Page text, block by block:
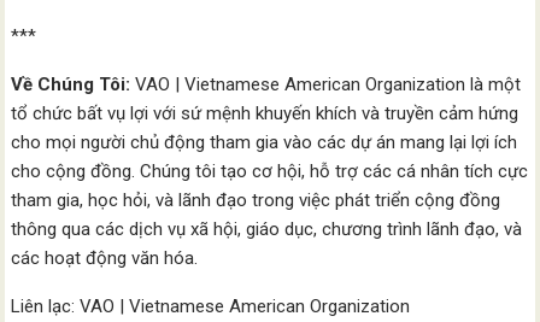
***
Về Chúng Tôi: VAO | Vietnamese American Organization là một
tổ chức bất vụ lợi với sứ mệnh khuyến khích và truyền cảm hứng
cho mọi người chủ động tham gia vào các dự án mang lại lợi ích
cho cộng đồng. Chúng tôi tạo cơ hội, hỗ trợ các cá nhân tích cực
tham gia, học hỏi, và lãnh đạo trong việc phát triển cộng đồng
thông qua các dịch vụ xã hội, giáo dục, chương trình lãnh đạo, và
các hoạt động văn hóa.
Liên lạc: VAO | Vietnamese American Organization